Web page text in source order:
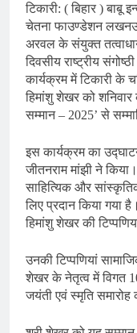
टिकारी: ( बिहार ) बाबू
चेतना फाउण्डेशन लखनऊ
अरवल के संयुक्त तत्वाधान
दिवसीय राष्ट्रीय
कार्यक्रम में टिकारी के
हिमांशु शेखर को शनिवार
सम्मान – 2025’ से
इस कार्यक्रम का
जीतनराम मांझी ने
साहित्यिक और
लिए प्रदान किया गया
हिमांशु शेखर की
उनकी टिप्पणियां
शेखर के नेतृत्व में विगत 10
जयंती एवं स्मृति